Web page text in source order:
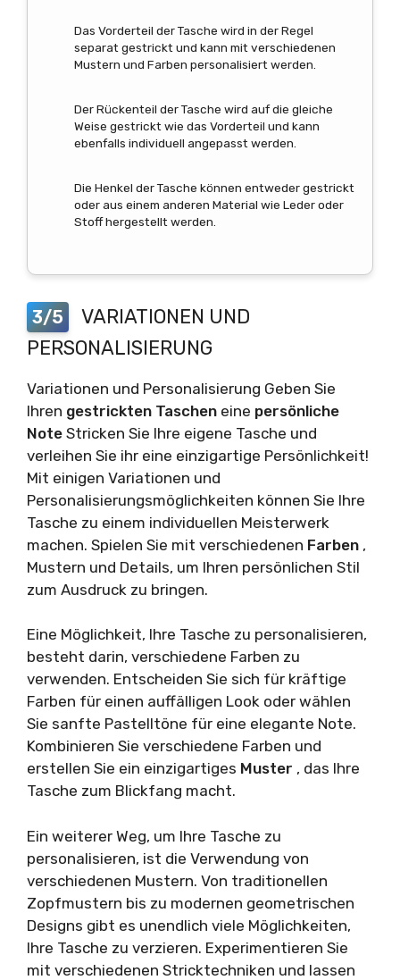
Das Vorderteil der Tasche wird in der Regel
separat gestrickt und kann mit verschiedenen
Mustern und Farben personalisiert werden.
Der Rückenteil der Tasche wird auf die gleiche
Weise gestrickt wie das Vorderteil und kann
ebenfalls individuell angepasst werden.
Die Henkel der Tasche können entweder gestrickt
oder aus einem anderen Material wie Leder oder
Stoff hergestellt werden.
3/5
VARIATIONEN UND
PERSONALISIERUNG
Variationen und Personalisierung Geben Sie
Ihren gestrickten Taschen eine persönliche
Note Stricken Sie Ihre eigene Tasche und
verleihen Sie ihr eine einzigartige Persönlichkeit!
Mit einigen Variationen und
Personalisierungsmöglichkeiten können Sie Ihre
Tasche zu einem individuellen Meisterwerk
machen. Spielen Sie mit verschiedenen Farben ,
Mustern und Details, um Ihren persönlichen Stil
zum Ausdruck zu bringen.
Eine Möglichkeit, Ihre Tasche zu personalisieren,
besteht darin, verschiedene Farben zu
verwenden. Entscheiden Sie sich für kräftige
Farben für einen auffälligen Look oder wählen
Sie sanfte Pastelltöne für eine elegante Note.
Kombinieren Sie verschiedene Farben und
erstellen Sie ein einzigartiges Muster , das Ihre
Tasche zum Blickfang macht.
Ein weiterer Weg, um Ihre Tasche zu
personalisieren, ist die Verwendung von
verschiedenen Mustern. Von traditionellen
Zopfmustern bis zu modernen geometrischen
Designs gibt es unendlich viele Möglichkeiten,
Ihre Tasche zu verzieren. Experimentieren Sie
mit verschiedenen Stricktechniken und lassen